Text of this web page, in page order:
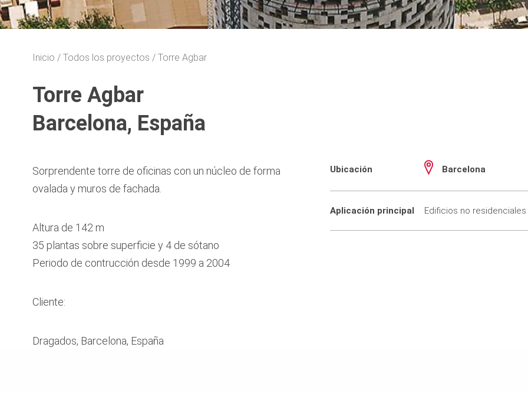
Inicio Todos los proyectos Torre Agbar
Torre Agbar
Barcelona, España
Sorprendente torre de oficinas con un núcleo de forma
ovalada y muros de fachada.
Altura de 142 m
35 plantas sobre superficie y 4 de sótano
Periodo de contrucción desde 1999 a 2004
Cliente:
Dragados, Barcelona, España
Ubicación Barcelona
Aplicación principal Edificios no residenciales